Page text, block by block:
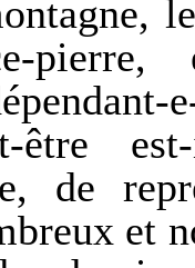
être
de
et